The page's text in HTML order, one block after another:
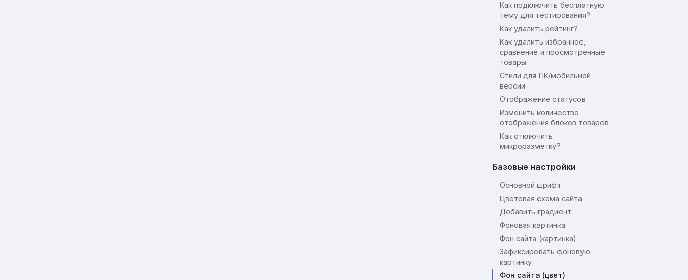
Как подключить бесплатную
тему для тестирования?
Как удалить рейтинг?
Как удалить избранное,
сравнение и просмотренные
товары
Стили для ПК/мобильной
версии
Отображение статусов
Изменить количество
отображения блоков товаров
Как отключить
микроразметку?
Базовые настройки
Основной шрифт
Цветовая схема сайта
Добавить градиент
Фоновая картинка
Фон сайта (картинка)
Зафиксировать фоновую
картинку
Фон сайта (цвет)